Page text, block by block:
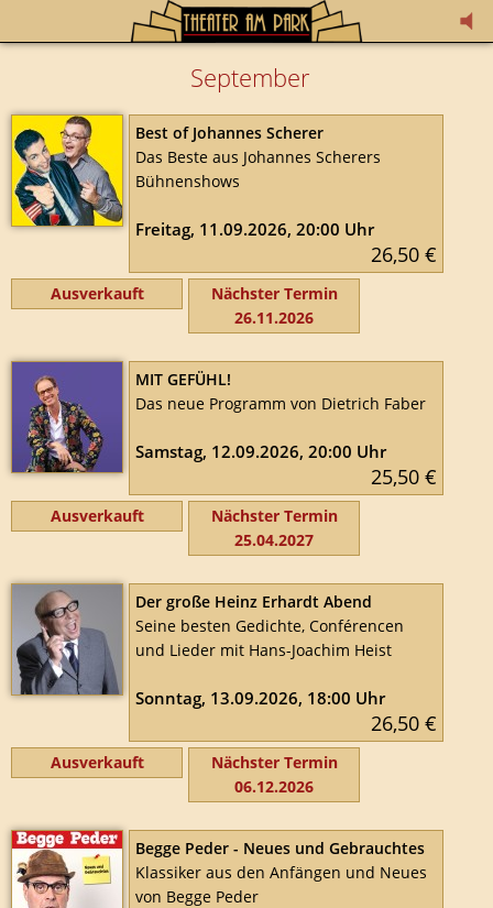
September
Best of Johannes Scherer
Das Beste aus Johannes Scherers
Bühnenshows
Freitag, 11.09.2026, 20:00 Uhr
26,50 €
Ausverkauft
Nächster Termin
26.11.2026
MIT GEFÜHL!
Das neue Programm von Dietrich Faber
Samstag, 12.09.2026, 20:00 Uhr
25,50 €
Ausverkauft
Nächster Termin
25.04.2027
Der große Heinz Erhardt Abend
Seine besten Gedichte, Conférencen
und Lieder mit Hans-Joachim Heist
Sonntag, 13.09.2026, 18:00 Uhr
26,50 €
Ausverkauft
Nächster Termin
06.12.2026
Begge Peder - Neues und Gebrauchtes
Klassiker aus den Anfängen und Neues
von Begge Peder